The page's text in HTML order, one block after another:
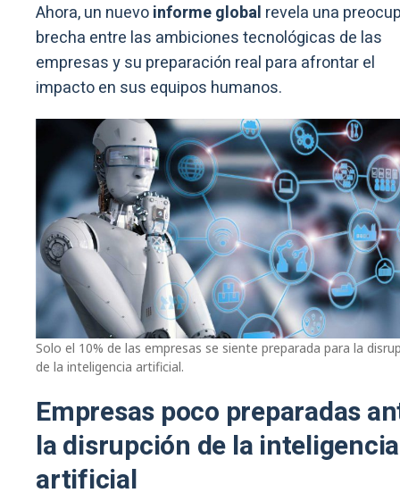
Ahora, un nuevoinforme global revela una
brecha entre las ambiciones tecnológicas de las
empresas y su preparación real para afrontar el
impacto en sus equipos humanos.
Solo el 10% de las empresas se siente preparada para la
de la inteligencia artificial.
Empresas poco preparadas
la disrupción de la inteligencia
artificial